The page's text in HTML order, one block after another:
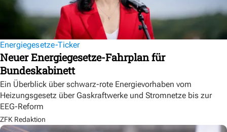
Energiegesetze-Ticker
Neuer Energiegesetze-Fahrplan für
Bundeskabinett
Ein Überblick über schwarz-rote Energievorhaben vom
Heizungsgesetz über Gaskraftwerke und Stromnetze bis zur
EEG-Reform
ZFK Redaktion